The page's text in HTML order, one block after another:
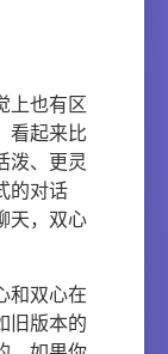
上也有区
看起来比
泼、更灵
的对话
天，双心
和双心在
旧版本的